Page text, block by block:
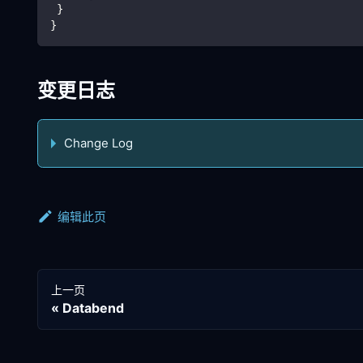
}
}
变更日志
Change Log
编辑此页
上一页
Databend